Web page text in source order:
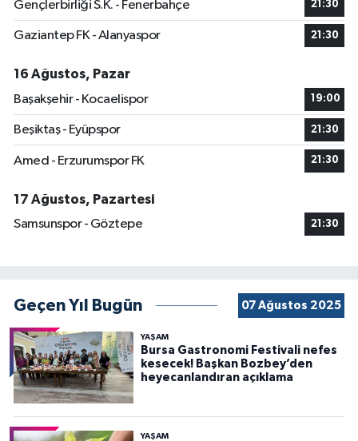
Gençlerbirliği S.K. - Fenerbahçe 21:30
Gaziantep FK - Alanyaspor 21:30
16 Ağustos, Pazar
Başakşehir - Kocaelispor
19:00
Beşiktaş - Eyüpspor 21:30
Amed - Erzurumspor FK 21:30
17 Ağustos, Pazartesi
Samsunspor - Göztepe
21:30
Geçen Yıl Bugün 07 Ağustos 2025
YAŞAM
Bursa Gastronomi Festivali nefes
kesecek! Başkan Bozbey’den
heyecanlandıran açıklama
YAŞAM